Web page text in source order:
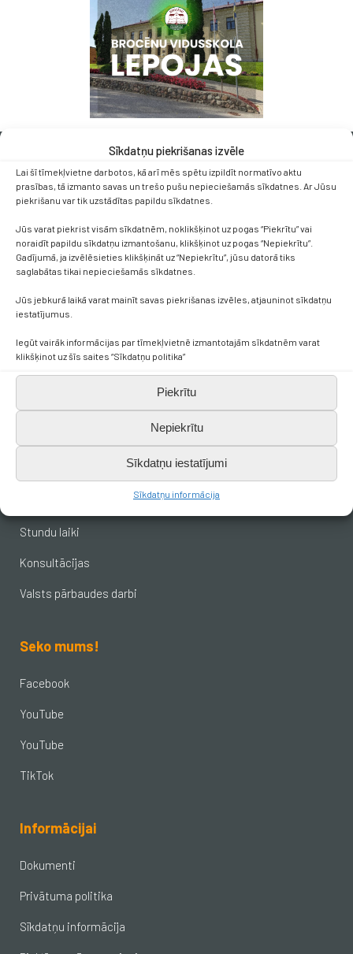
Sīkdatņu piekrišanas izvēle
Lai šī tīmekļvietne darbotos, kā arī mēs spētu izpildīt normatīvo aktu
prasības, tā izmanto savas un trešo pušu nepieciešamās sīkdatnes. Ar Jūsu
piekrišanu var tik uzstādītas papildu sīkdatnes.
Jūs varat piekrist visām sīkdatnēm, noklikšķinot uz pogas “Piekrītu” vai
noraidīt papildu sīkdatņu izmantošanu, klikšķinot uz pogas “Nepiekrītu”.
Gadījumā, ja izvēlēsieties klikšķināt uz “Nepiekrītu”, jūsu datorā tiks
saglabātas tikai nepieciešamās sīkdatnes.
Jūs jebkurā laikā varat mainīt savas piekrišanas izvēles, atjauninot sīkdatņu
iestatījumus.
Iegūt vairāk informācijas par tīmekļvietnē izmantotajām sīkdatnēm varat
klikšķinot uz šīs saites “Sīkdatņu politika”
Piekrītu
Nepiekrītu
Sīkdatņu iestatījumi
Sīkdatņu informācija
Kontakti
_DEFAULT@40900017625
Svarīgākais skolēniem
Stundu laiki
Konsultācijas
Valsts pārbaudes darbi
Seko mums!
Facebook
YouTube
YouTube
TikTok
Informācijai
Dokumenti
Privātuma politika
Sīkdatņu informācija